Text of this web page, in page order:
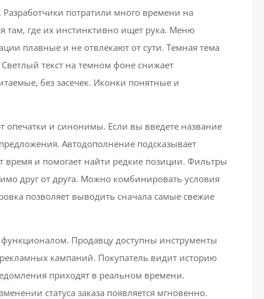
потратили много времени на
там, где их инстинктивно ищет рука. Меню
плавные и не отвлекают от сути. Темная тема
текст на темном фоне снижает
без засечек. Иконки понятные и
опечатки и синонимы. Если вы введете название
Автодополнение подсказывает
время и помогает найти редкие позиции. Фильтры
друг от друга. Можно комбинировать условия
позволяет выводить сначала самые свежие
Продавцу доступны инструменты
кампаний. Покупатель видит историю
приходят в реальном времени.
статуса заказа появляется мгновенно.